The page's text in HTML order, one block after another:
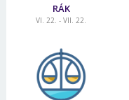
RÁK
VI. 22. - VII. 22.